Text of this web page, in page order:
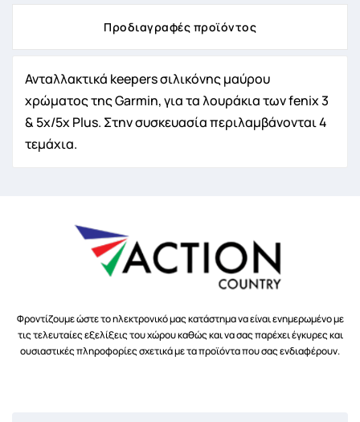
Προδιαγραφές προϊόντος
Ανταλλακτικά keepers σιλικόνης μαύρου
χρώματος της Garmin, για τα λουράκια των fenix 3
& 5x/5x Plus. Στην συσκευασία περιλαμβάνονται 4
τεμάχια.
Φροντίζουμε ώστε το ηλεκτρονικό μας κατάστημα να είναι ενημερωμένο με
τις τελευταίες εξελίξεις του χώρου καθώς και να σας παρέχει έγκυρες και
ουσιαστικές πληροφορίες σχετικά με τα προϊόντα που σας ενδιαφέρουν.